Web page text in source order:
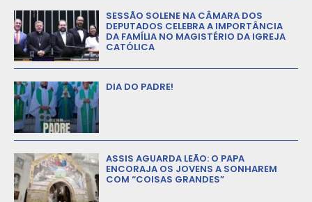
SESSÃO SOLENE NA CÂMARA DOS
DEPUTADOS CELEBRA A IMPORTÂNCIA
DA FAMÍLIA NO MAGISTÉRIO DA IGREJA
CATÓLICA
DIA DO PADRE!
ASSIS AGUARDA LEÃO: O PAPA
ENCORAJA OS JOVENS A SONHAREM
COM “COISAS GRANDES”